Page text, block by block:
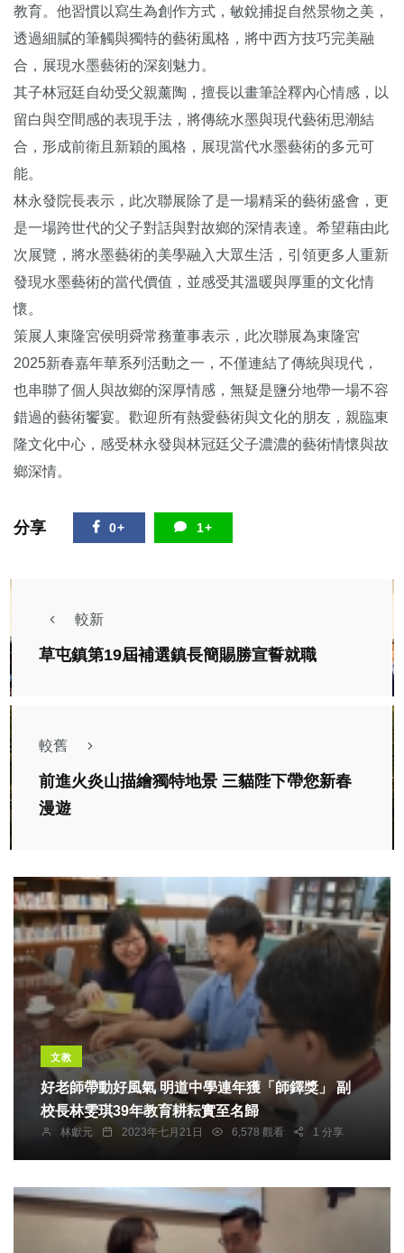
教育。他習慣以寫生為創作方式，敏銳捕捉自然景物之美，
透過細膩的筆觸與獨特的藝術風格，將中西方技巧完美融
合，展現水墨藝術的深刻魅力。
其子林冠廷自幼受父親薰陶，擅長以畫筆詮釋內心情感，以
留白與空間感的表現手法，將傳統水墨與現代藝術思潮結
合，形成前衛且新穎的風格，展現當代水墨藝術的多元可
能。
林永發院長表示，此次聯展除了是一場精采的藝術盛會，更
是一場跨世代的父子對話與對故鄉的深情表達。希望藉由此
次展覽，將水墨藝術的美學融入大眾生活，引領更多人重新
發現水墨藝術的當代價值，並感受其溫暖與厚重的文化情
懷。
策展人東隆宮侯明舜常務董事表示，此次聯展為東隆宮
2025新春嘉年華系列活動之一，不僅連結了傳統與現代，
也串聯了個人與故鄉的深厚情感，無疑是鹽分地帶一場不容
錯過的藝術饗宴。歡迎所有熱愛藝術與文化的朋友，親臨東
隆文化中心，感受林永發與林冠廷父子濃濃的藝術情懷與故
鄉深情。
分享 0+ 1+
較新
草屯鎮第19屆補選鎮長簡賜勝宣誓就職
較舊
前進火炎山描繪獨特地景 三貓陛下帶您新春
漫遊
文教
好老師帶動好風氣 明道中學連年獲「師鐸獎」 副
校長林雯琪39年教育耕耘實至名歸
林獻元 2023年七月21日 6,578 觀看 1 分享